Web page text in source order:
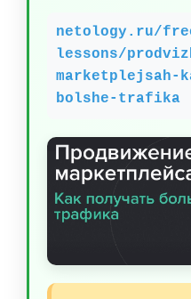
netology.ru/
lessons/
marketplejsah-
bolshe-trafika